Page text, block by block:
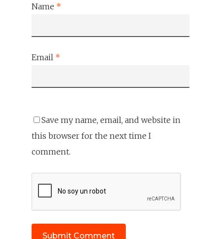
Name *
Email *
Save my name, email, and website in
this browser for the next time I
comment.